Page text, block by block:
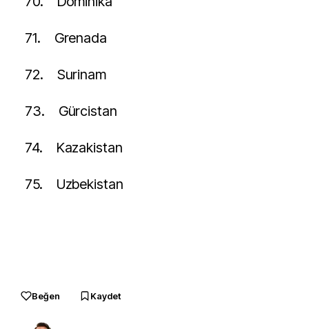
71. Grenada
72. Surinam
73. Gürcistan
74. Kazakistan
75. Uzbekistan
Beğen Kaydet